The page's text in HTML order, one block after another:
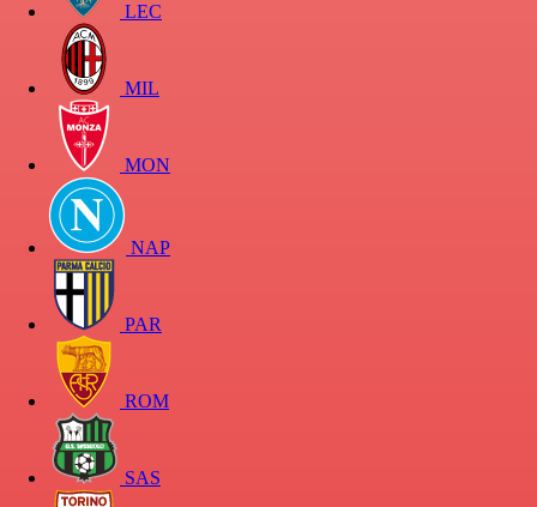
LEC
MIL
MON
NAP
PAR
ROM
SAS